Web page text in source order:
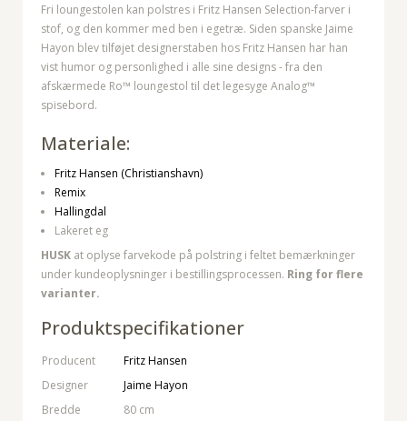
Fri loungestolen kan polstres i Fritz Hansen Selection-farver i
stof, og den kommer med ben i egetræ. Siden spanske Jaime
Hayon blev tilføjet designerstaben hos Fritz Hansen har han
vist humor og personlighed i alle sine designs - fra den
afskærmede Ro™ loungestol til det legesyge Analog™
spisebord.
Materiale:
Fritz Hansen (Christianshavn)
Remix
Hallingdal
Lakeret eg
HUSK at oplyse farvekode på polstring i feltet bemærkninger
under kundeoplysninger i bestillingsprocessen. Ring for flere
varianter.
Produktspecifikationer
Producent
Fritz Hansen
Designer
Jaime Hayon
Bredde
80 cm